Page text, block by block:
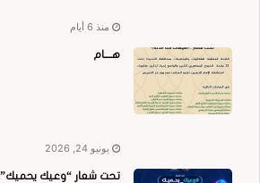
منذ 6 أيام
هــــام
يونيو 24, 2026
تحت شعار “وعيك